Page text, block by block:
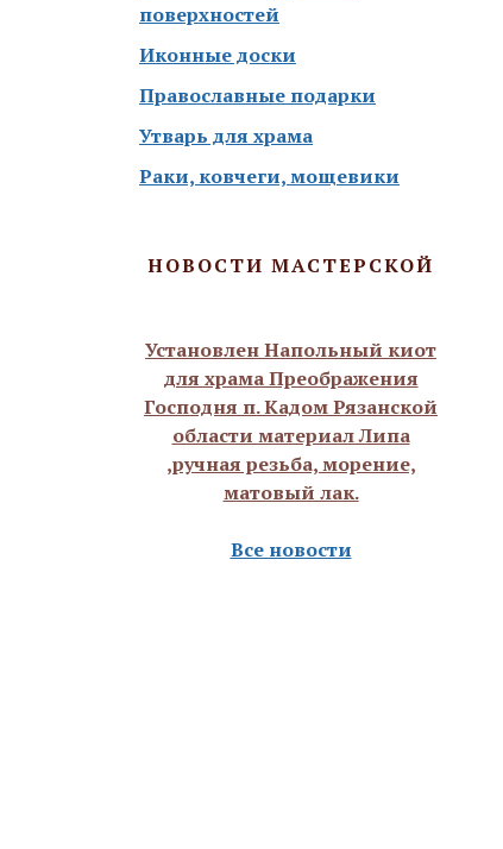
поверхностей
Иконные доски
Православные подарки
Утварь для храма
Раки, ковчеги, мощевики
НОВОСТИ МАСТЕРСКОЙ
Установлен Напольный киот
для храма Преображения
Господня п. Кадом Рязанской
области материал Липа
,ручная резьба, морение,
матовый лак.
Все новости